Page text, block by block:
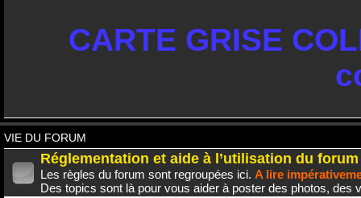
CARTE GRISE
VIE DU FORUM
Réglementation et aide à l’utilisation du forum
Les règles du forum sont regroupées ici. A lire
Des topics sont là pour vous aider à poster des photos, des